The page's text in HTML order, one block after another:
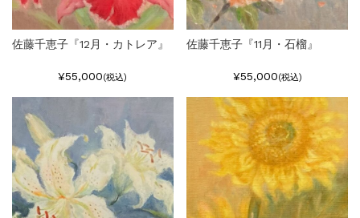
佐藤千恵子『12月・カトレア』
¥55,000(税込)
佐藤千恵子『11月・石榴』
¥55,000(税込)